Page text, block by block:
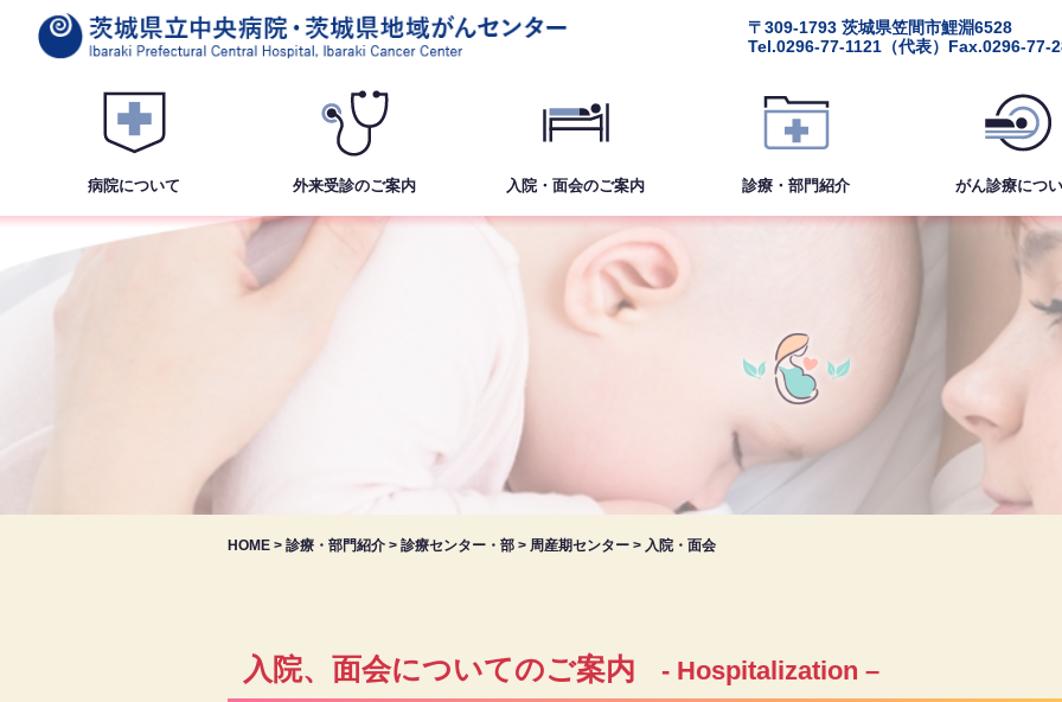
〒309-1793 茨城県笠間市鯉淵6528
Tel.0296-77-1121（代表） Fax.0296-77-
病院について 外来受診のご案内 入院・面会のご案内 診療・部門紹介 がん診療につ
HOME > 診療・部門紹介 > 診療センター・部 > 周産期センター > 入院・面会
入院、面会についてのご案内 - Hospitalization –